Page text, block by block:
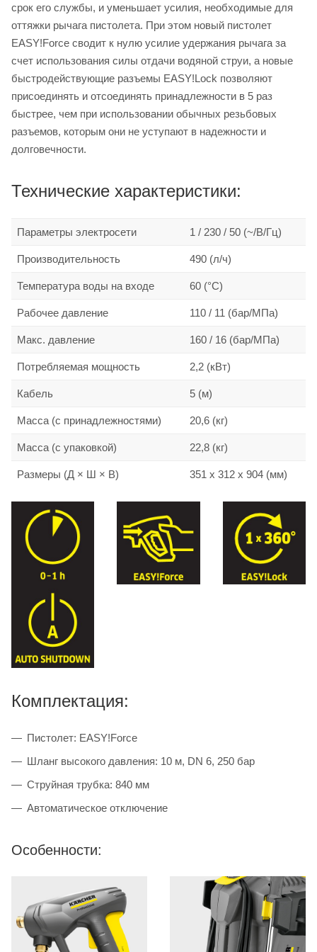
срок его службы, и уменьшает усилия, необходимые для
оттяжки рычага пистолета. При этом новый пистолет
EASY!Force сводит к нулю усилие удержания рычага за
счет использования силы отдачи водяной струи, а новые
быстродействующие разъемы EASY!Lock позволяют
присоединять и отсоединять принадлежности в 5 раз
быстрее, чем при использовании обычных резьбовых
разъемов, которым они не уступают в надежности и
долговечности.
Технические характеристики:
Параметры электросети 1 / 230 / 50 (~/В/Гц)
Производительность 490 (л/ч)
Температура воды на входе 60 (°C)
Рабочее давление 110 / 11 (бар/МПа)
Макс. давление 160 / 16 (бар/МПа)
Потребляемая мощность 2,2 (кВт)
Кабель 5 (м)
Масса (с принадлежностями) 20,6 (кг)
Масса (с упаковкой) 22,8 (кг)
Размеры (Д × Ш × В) 351 x 312 x 904 (мм)
Комплектация:
Пистолет: EASY!Force
Шланг высокого давления: 10 м, DN 6, 250 бар
Струйная трубка: 840 мм
Автоматическое отключение
Особенности: